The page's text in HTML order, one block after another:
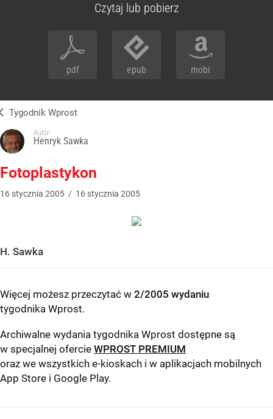
Czytaj lub pobierz
pdf epub mobi
Tygodnik Wprost
Autor:
Henryk Sawka
Fotoplastykon
16 stycznia 2005 / 16 stycznia 2005
H. Sawka
Więcej możesz przeczytać w 2/2005 wydaniu
tygodnika Wprost.
Archiwalne wydania tygodnika Wprost dostępne są
w specjalnej ofercie WPROST PREMIUM
oraz we wszystkich e-kioskach i w aplikacjach mobilnych
App Store i Google Play.